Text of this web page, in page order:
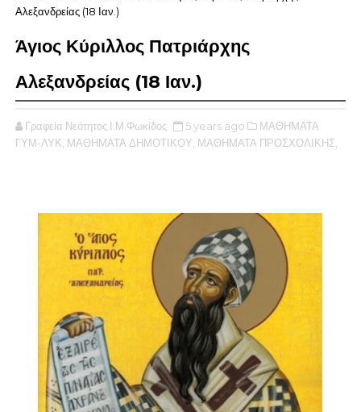
Αλεξανδρείας (18 Ιαν.)
Άγιος Κύριλλος Πατριάρχης
Αλεξανδρείας (18 Ιαν.)
Γραφεία Νεότητος Ι.Μ.Φωκίδος 5 years ago
ΜΑΘΗΜΑΤΑ
ΓΥΜ-ΛΥΚ, ΜΑΘΗΜΑΤΑ ΔΗΜΟΤΙΚΟΥ, ΜΑΘΗΜΑΤΑ ΠΡΟΣΧΟΛΙΚΗΣ,